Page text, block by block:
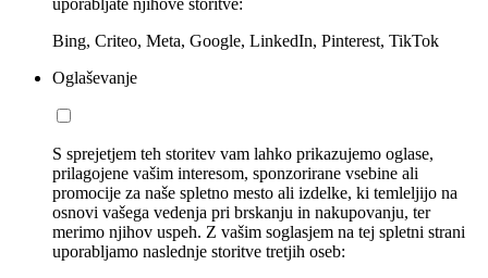
uporabljate njihove storitve:
Bing, Criteo, Meta, Google, LinkedIn, Pinterest, TikTok
Oglaševanje
S sprejetjem teh storitev vam lahko prikazujemo oglase,
prilagojene vašim interesom, sponzorirane vsebine ali
promocije za naše spletno mesto ali izdelke, ki temleljijo na
osnovi vašega vedenja pri brskanju in nakupovanju, ter
merimo njihov uspeh. Z vašim soglasjem na tej spletni strani
uporabljamo naslednje storitve tretjih oseb: